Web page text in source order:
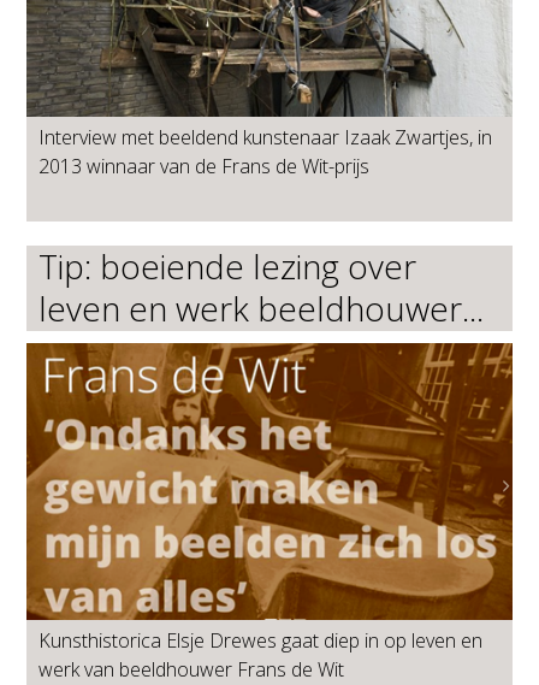
Interview met beeldend kunstenaar Izaak Zwartjes, in
2013 winnaar van de Frans de Wit-prijs
Tip: boeiende lezing over
leven en werk beeldhouwer...
Kunsthistorica Elsje Drewes gaat diep in op leven en
werk van beeldhouwer Frans de Wit